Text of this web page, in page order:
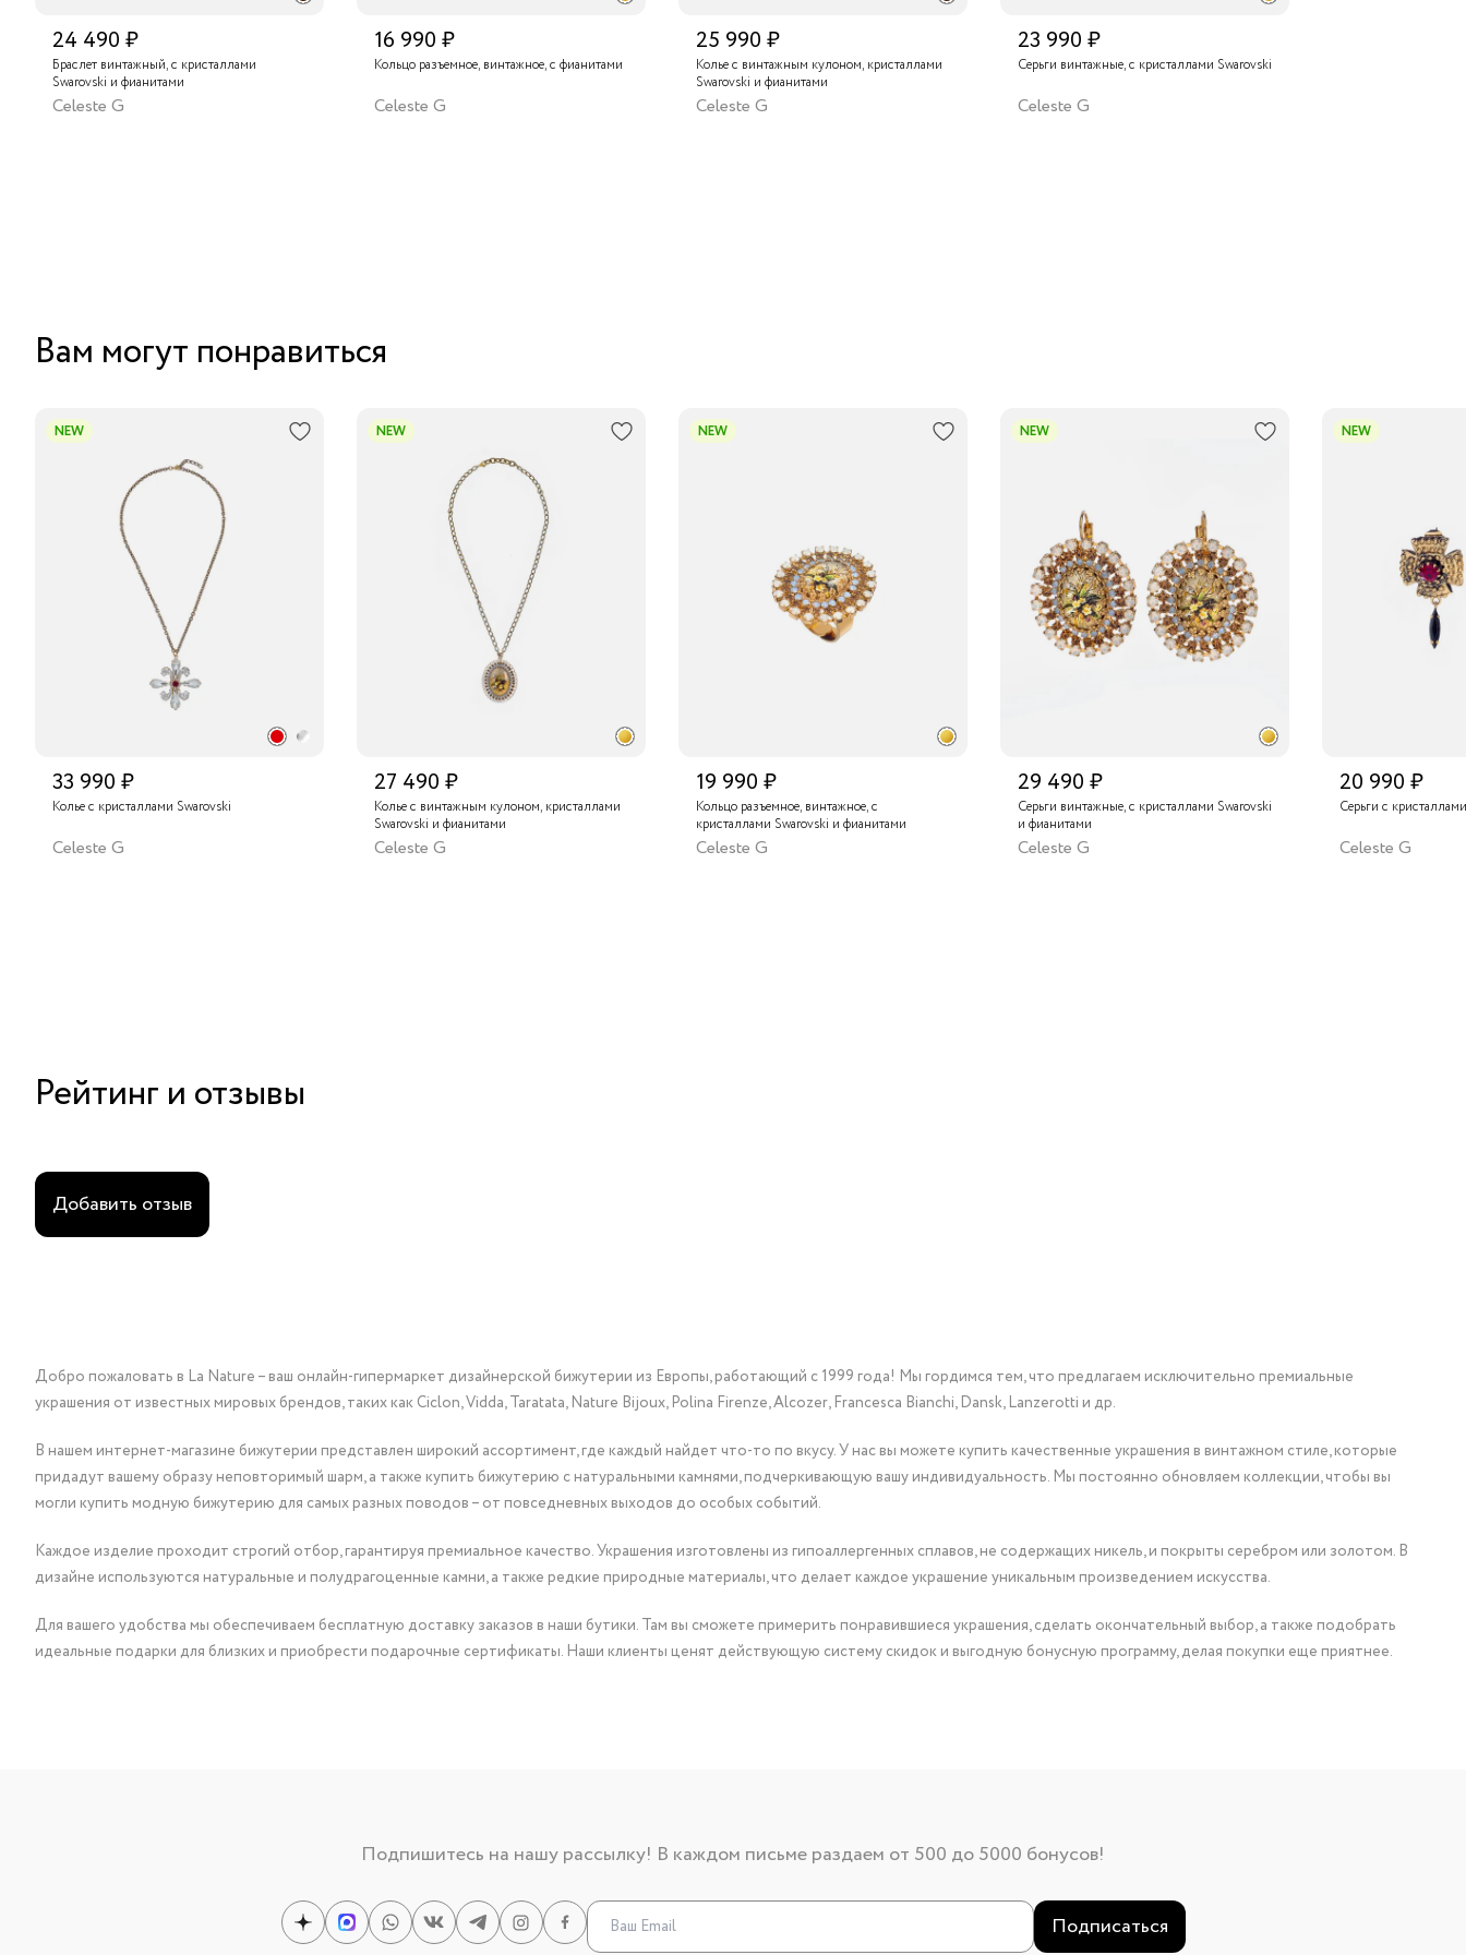
24 490 ₽
Браслет винтажный, с кристаллами
Swarovski и фианитами
Celeste G
16 990 ₽
Кольцо разъемное, винтажное, с фианитами
Celeste G
25 990 ₽
Колье с винтажным кулоном, кристаллами
Swarovski и фианитами
Celeste G
23 990 ₽
Серьги винтажные, с кристаллами Swarovski
Celeste G
Вам могут понравиться
NEW
33 990 ₽
Колье с кристаллами Swarovski
Celeste G
NEW
27 490 ₽
Колье с винтажным кулоном, кристаллами
Swarovski и фианитами
Celeste G
NEW
19 990 ₽
Кольцо разъемное, винтажное, с
кристаллами Swarovski и фианитами
Celeste G
NEW
29 490 ₽
Серьги винтажные, с кристаллами Swarovski
и фианитами
Celeste G
NEW
20 990 ₽
Серьги с
Celeste G
Рейтинг и отзывы
Добавить отзыв
Добро пожаловать в La Nature – ваш онлайн-гипермаркет дизайнерской бижутерии из Европы, работающий с 1999 года! Мы гордимся тем, что предлагаем исключительно премиальные
украшения от известных мировых брендов, таких как Ciclon, Vidda, Taratata, Nature Bijoux, Polina Firenze, Alcozer, Francesca Bianchi, Dansk, Lanzerotti и др.
В нашем интернет-магазине бижутерии представлен широкий ассортимент, где каждый найдет что-то по вкусу. У нас вы можете купить качественные украшения в винтажном стиле, которые
придадут вашему образу неповторимый шарм, а также купить бижутерию с натуральными камнями, подчеркивающую вашу индивидуальность. Мы постоянно обновляем коллекции, чтобы вы
могли купить модную бижутерию для самых разных поводов – от повседневных выходов до особых событий.
Каждое изделие проходит строгий отбор, гарантируя премиальное качество. Украшения изготовлены из гипоаллергенных сплавов, не содержащих никель, и покрыты серебром или золотом. В
дизайне используются натуральные и полудрагоценные камни, а также редкие природные материалы, что делает каждое украшение уникальным произведением искусства.
Для вашего удобства мы обеспечиваем бесплатную доставку заказов в наши бутики. Там вы сможете примерить понравившиеся украшения, сделать окончательный выбор, а также подобрать
идеальные подарки для близких и приобрести подарочные сертификаты. Наши клиенты ценят действующую систему скидок и выгодную бонусную программу, делая покупки еще приятнее.
Подпишитесь на нашу рассылку! В каждом письме раздаем от 500 до 5000 бонусов!
Подписаться